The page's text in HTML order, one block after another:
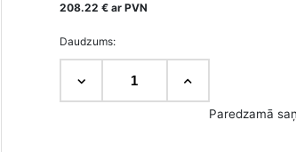
208.22 € ar PVN
Daudzums: